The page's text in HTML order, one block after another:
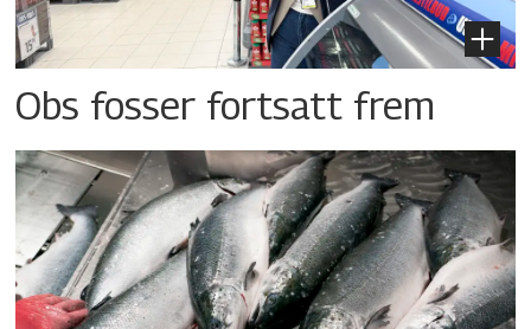
Obs fosser fortsatt frem